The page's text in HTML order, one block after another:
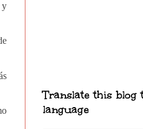
y
Translate this blog
language